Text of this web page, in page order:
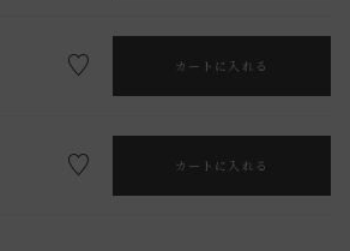
カートに入れる
カートに入れる